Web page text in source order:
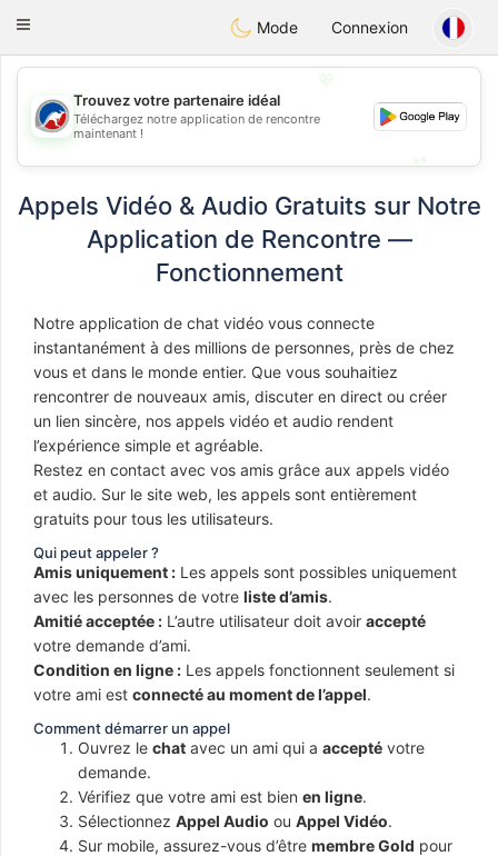
AustraliaChat
Toggle
Mode Connexion
💖
💕
Trouvez votre partenaire idéal
Téléchargez notre application de rencontre
maintenant !
Appels Vidéo & Audio Gratuits sur Notre
Application de Rencontre —
Fonctionnement
Notre application de chat vidéo vous connecte
instantanément à des millions de personnes, près de chez
vous et dans le monde entier. Que vous souhaitiez
rencontrer de nouveaux amis, discuter en direct ou créer
un lien sincère, nos appels vidéo et audio rendent
l’expérience simple et agréable.
Restez en contact avec vos amis grâce aux appels vidéo
et audio. Sur le site web, les appels sont entièrement
gratuits pour tous les utilisateurs.
Qui peut appeler ?
Amis uniquement : Les appels sont possibles uniquement
avec les personnes de votre liste d’amis.
Amitié acceptée : L’autre utilisateur doit avoir accepté
votre demande d’ami.
Condition en ligne : Les appels fonctionnent seulement si
votre ami est connecté au moment de l’appel.
Comment démarrer un appel
Ouvrez le chat avec un ami qui a accepté votre
demande.
Vérifiez que votre ami est bien en ligne.
Sélectionnez Appel Audio ou Appel Vidéo.
Sur mobile, assurez-vous d’être membre Gold pour